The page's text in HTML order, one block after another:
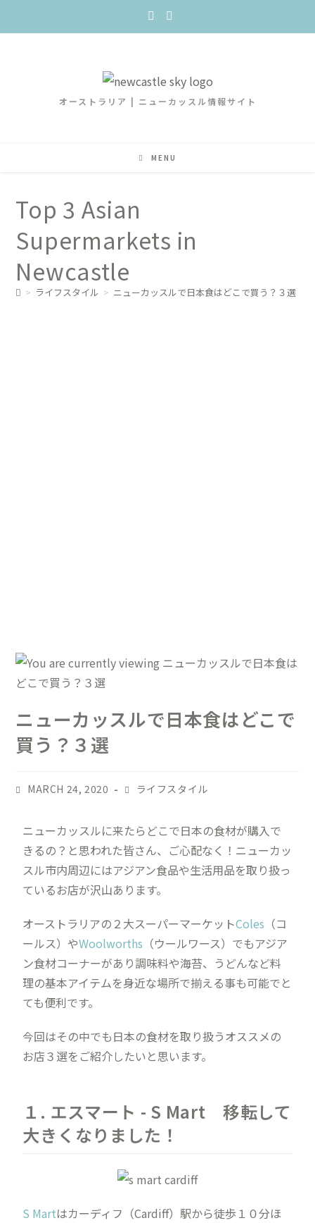
オーストラリア | ニューカッスル情報サイト
MENU
Top 3 Asian
Supermarkets in
Newcastle
> ライフスタイル > ニューカッスルで日本食はどこで買う？３選
ニューカッスルで日本食はどこで
買う？３選
MARCH 24, 2020 ライフスタイル
ニューカッスルに来たらどこで日本の食材が購入で
きるの？と思われた皆さん、ご心配なく！ニューカッ
スル市内周辺にはアジアン食品や生活用品を取り扱っ
ているお店が沢山あります。
オーストラリアの２大スーパーマーケットColes （コ
ールス）やWoolworths （ウールワース）でもアジア
ン食材コーナーがあり調味料や海苔、うどんなど料
理の基本アイテムを身近な場所で揃える事も可能でと
ても便利です。
今回はその中でも日本の食材を取り扱うオススメの
お店３選をご紹介したいと思います。
１. エスマート - S Mart 移転して
大きくなりました！
S Martはカーディフ（Cardiff）駅から徒歩１０分ほ